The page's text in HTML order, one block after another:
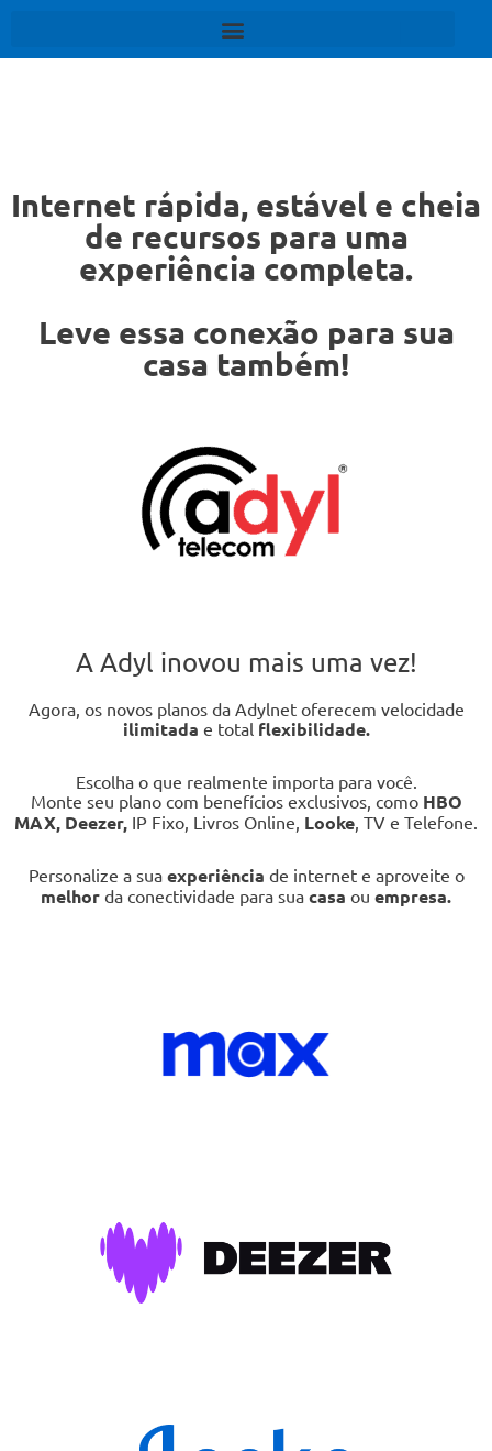
Internet rápida, estável e cheia
de recursos para uma
experiência completa.
Leve essa conexão para sua
casa também!
A Adyl inovou mais uma vez!
Agora, os novos planos da Adylnet oferecem velocidade
ilimitada e total flexibilidade.
Escolha o que realmente importa para você.
Monte seu plano com benefícios exclusivos, como HBO
MAX, Deezer, IP Fixo, Livros Online, Looke , TV e Telefone.
Personalize a sua experiência de internet e aproveite o
melhor da conectividade para sua casa ou empresa.